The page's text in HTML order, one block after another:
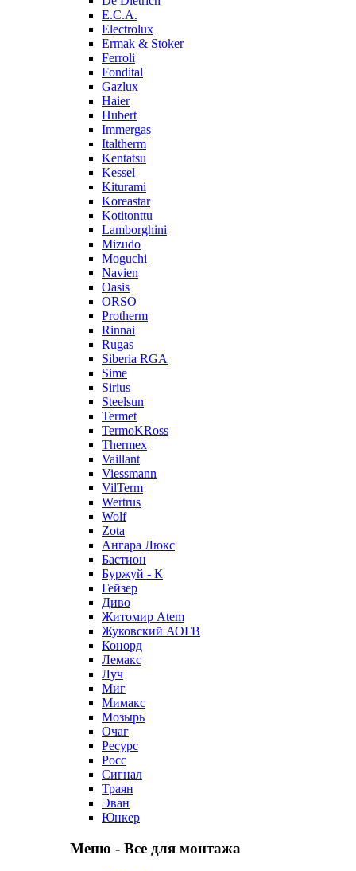
E.C.A.
Electrolux
Ermak & Stoker
Ferroli
Fondital
Gazlux
Haier
Hubert
Immergas
Italtherm
Kentatsu
Kessel
Kiturami
Koreastar
Kotitonttu
Lamborghini
Mizudo
Moguchi
Navien
Oasis
ORSO
Protherm
Rinnai
Rugas
Siberia RGA
Sime
Sirius
Steelsun
Termet
TermoKRoss
Thermex
Vaillant
Viessmann
VilTerm
Wertrus
Wolf
Zota
Ангара Люкс
Бастион
Буржуй - К
Гейзер
Диво
Житомир Аtem
Жуковский АОГВ
Конорд
Лемакс
Луч
Миг
Мимакс
Мозырь
Очаг
Ресурс
Росс
Сигнал
Траян
Эван
Юнкер
Меню - Все для монтажа